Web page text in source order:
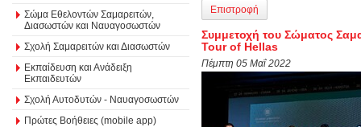
Σώμα Εθελοντών Σαμαρειτών,
Διασωστών και Ναυαγοσωστών
Σχολή Σαμαρειτών και Διασωστών
Εκπαίδευση και Ανάδειξη
Εκπαιδευτών
Σχολή Αυτοδυτών - Ναυαγοσωστών
Πρώτες Βοήθειες (mobile app)
Επιστροφή
Συμμετοχή του Σώματος
Tour of Hellas
Πέμπτη 05 Μαΐ 2022